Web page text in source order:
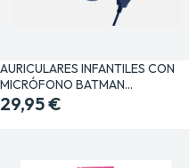
AURICULARES INFANTILES CON
MICRÓFONO BATMAN…
29,95 €